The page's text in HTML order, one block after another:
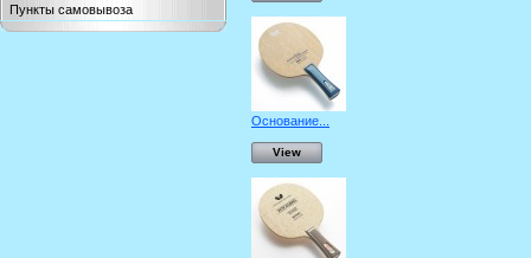
Пункты самовывоза
Основание...
View